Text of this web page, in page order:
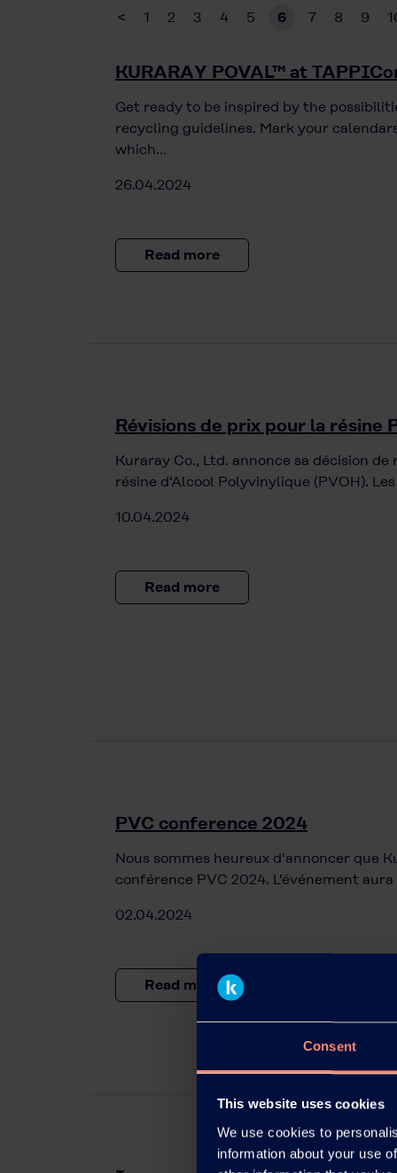
Consent
This website uses cookies
We use cookies to
information about your use
< 1 2 3 4 5 6 7 8 9
KURARAY POVAL™ at
Get ready to be inspired by the
recycling guidelines. Mark your
which…
26.04.2024
Read more
Révisions de prix pour la résine
Kuraray Co., Ltd. annonce sa décision
résine d'Alcool Polyvinylique (PVOH).
10.04.2024
Read more
PVC conference 2024
Nous sommes heureux d'annoncer que
conférence PVC 2024. L'événement
02.04.2024
Read more